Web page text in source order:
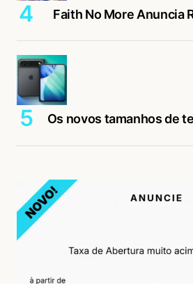
Faith No More Anuncia
Os novos tamanhos de